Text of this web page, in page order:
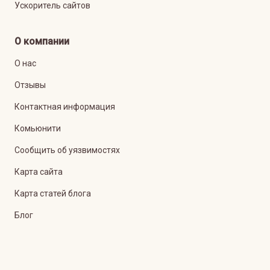
Ускоритель сайтов
О компании
О нас
Отзывы
Контактная информация
Комьюнити
Сообщить об уязвимостях
Карта сайта
Карта статей блога
Блог